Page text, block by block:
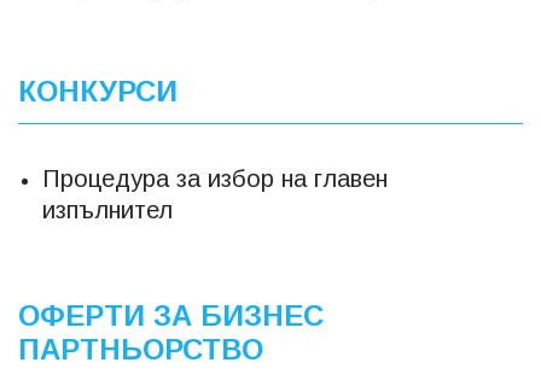
КОНКУРСИ
Процедура за избор на главен
изпълнител
ОФЕРТИ ЗА БИЗНЕС
ПАРТНЬОРСТВО